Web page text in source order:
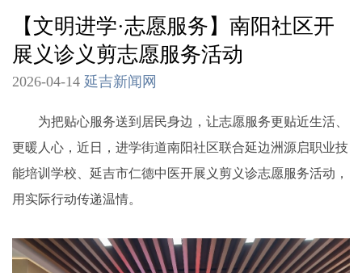
【文明进学·志愿服务】南阳社区开
展义诊义剪志愿服务活动
2026-04-14 延吉新闻网
为把贴心服务送到居民身边，让志愿服务更贴近生活、
更暖人心，近日，进学街道南阳社区联合延边洲源启职业技
能培训学校、延吉市仁德中医开展义剪义诊志愿服务活动，
用实际行动传递温情。